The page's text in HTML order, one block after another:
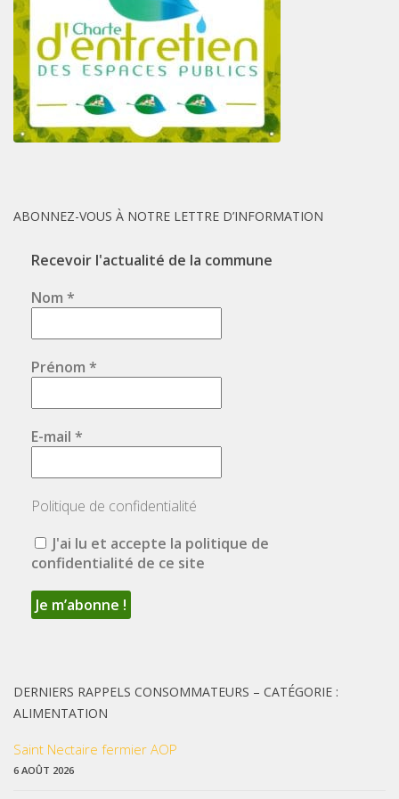
ABONNEZ-VOUS À NOTRE LETTRE D’INFORMATION
Recevoir l'actualité de la commune
Nom *
Prénom *
E-mail *
Politique de confidentialité
J'ai lu et accepte la politique de
confidentialité de ce site
DERNIERS RAPPELS CONSOMMATEURS – CATÉGORIE :
ALIMENTATION
Saint Nectaire fermier AOP
6 AOÛT 2026